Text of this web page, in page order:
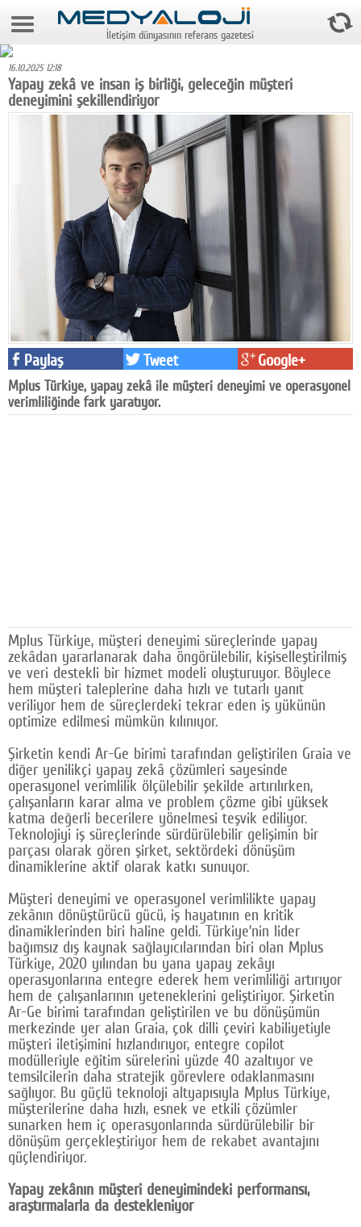
8 Ağustos 2026 20:47:13
Foto Galeri
Video Galeri
Reyting-tiraj
Teknoloji
Televizyon
Dünya
Pr
Facebook
Diziler
SOSYAL MEDYA
Facebook
Twitter
© 2026 TÜM HAKLARI SAKLIDIR
İletişim dünyasının referans gazetesi
16.10.2025 12:18
Yapay zekâ ve insan iş birliği, geleceğin müşteri
deneyimini şekillendiriyor
Paylaş Tweet Google+
Mplus Türkiye, yapay zekâ ile müşteri deneyimi ve operasyonel
verimliliğinde fark yaratıyor.
Mplus Türkiye, müşteri deneyimi süreçlerinde yapay
zekâdan yararlanarak daha öngörülebilir, kişiselleştirilmiş
ve veri destekli bir hizmet modeli oluşturuyor. Böylece
hem müşteri taleplerine daha hızlı ve tutarlı yanıt
veriliyor hem de süreçlerdeki tekrar eden iş yükünün
optimize edilmesi mümkün kılınıyor.
Şirketin kendi Ar-Ge birimi tarafından geliştirilen Graia ve
diğer yenilikçi yapay zekâ çözümleri sayesinde
operasyonel verimlilik ölçülebilir şekilde artırılırken,
çalışanların karar alma ve problem çözme gibi yüksek
katma değerli becerilere yönelmesi teşvik ediliyor.
Teknolojiyi iş süreçlerinde sürdürülebilir gelişimin bir
parçası olarak gören şirket, sektördeki dönüşüm
dinamiklerine aktif olarak katkı sunuyor.
Müşteri deneyimi ve operasyonel verimlilikte yapay
zekânın dönüştürücü gücü, iş hayatının en kritik
dinamiklerinden biri haline geldi. Türkiye’nin lider
bağımsız dış kaynak sağlayıcılarından biri olan Mplus
Türkiye, 2020 yılından bu yana yapay zekâyı
operasyonlarına entegre ederek hem verimliliği artırıyor
hem de çalışanlarının yeteneklerini geliştiriyor. Şirketin
Ar-Ge birimi tarafından geliştirilen ve bu dönüşümün
merkezinde yer alan Graia, çok dilli çeviri kabiliyetiyle
müşteri iletişimini hızlandırıyor, entegre copilot
modülleriyle eğitim sürelerini yüzde 40 azaltıyor ve
temsilcilerin daha stratejik görevlere odaklanmasını
sağlıyor. Bu güçlü teknoloji altyapısıyla Mplus Türkiye,
müşterilerine daha hızlı, esnek ve etkili çözümler
sunarken hem iç operasyonlarında sürdürülebilir bir
dönüşüm gerçekleştiriyor hem de rekabet avantajını
güçlendiriyor.
Yapay zekânın müşteri deneyimindeki performansı,
araştırmalarla da destekleniyor